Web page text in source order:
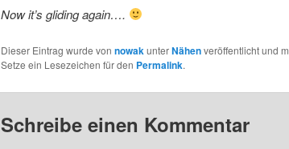
Now it’s gliding again….
Dieser Eintrag wurde von nowakunterNähenveröffentlicht und
Setze ein Lesezeichen für den Permalink.
Schreibe einen Kommentar